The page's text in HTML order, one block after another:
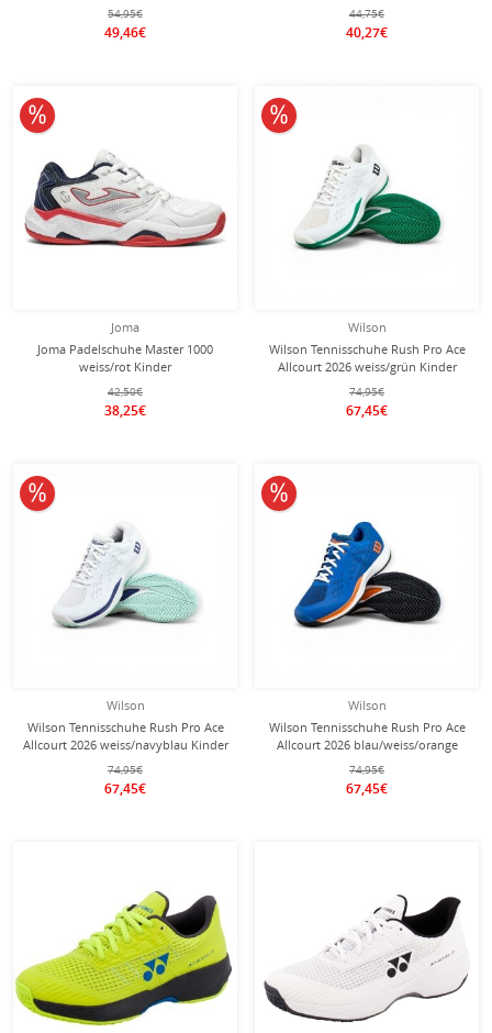
54,95€
49,46€
44,75€
40,27€
Joma
Joma Padelschuhe Master 1000
weiss/rot Kinder
42,50€
38,25€
10% reduziert
Wilson
Wilson Tennisschuhe Rush Pro Ace
Allcourt 2026 weiss/grün Kinder
74,95€
67,45€
10% reduziert
Wilson
Wilson Tennisschuhe Rush Pro Ace
Allcourt 2026 weiss/navyblau Kinder
74,95€
67,45€
10% reduziert
Wilson
Wilson Tennisschuhe Rush Pro Ace
Allcourt 2026 blau/weiss/orange
Kinder
74,95€
67,45€
10% reduziert